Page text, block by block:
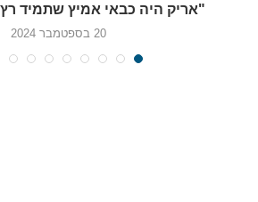
"אריק היה כבאי אמיץ שתמיד רץ
20 בספטמבר 2024